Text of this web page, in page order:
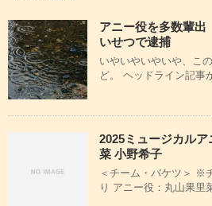
アニー役を多数輩
いせつで逮捕
いやいやいやいや、こ
ど。 ヘッドライン記事
2025ミュージカル
菜 小野希子
＜チーム・バケツ＞ ※
り アニー役：丸山果里